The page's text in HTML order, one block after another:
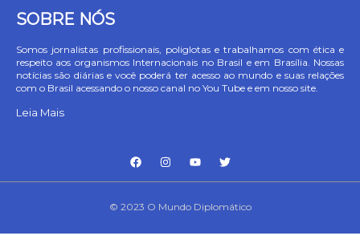
SOBRE NÓS
Somos jornalistas profissionais, poliglotas e trabalhamos com ética e
respeito aos organismos Internacionais no Brasil e em Brasília. Nossas
notícias são diárias e você poderá ter acesso ao mundo e suas relações
com o Brasil acessando o nosso canal no You Tube e em nosso site.
Leia Mais
© 2023 O Mundo Diplomático